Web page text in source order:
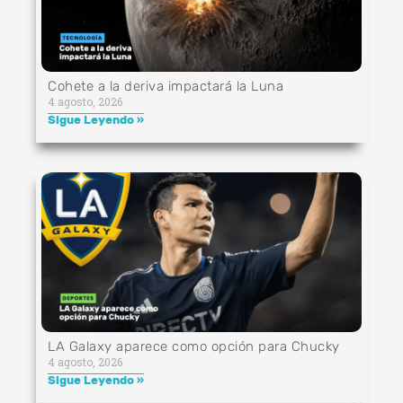
Cohete a la deriva impactará la Luna
4 agosto, 2026
Sigue Leyendo »
LA Galaxy aparece como opción para Chucky
4 agosto, 2026
Sigue Leyendo »